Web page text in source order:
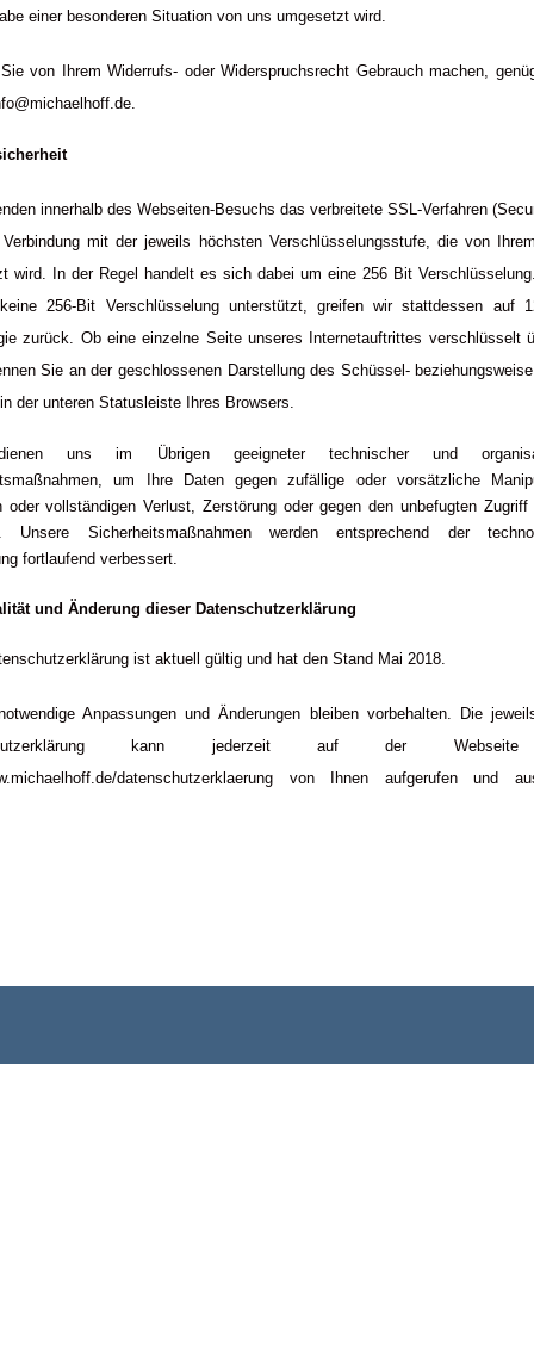
einer besonderen Situation von uns umgesetzt wird.
von Ihrem Widerrufs- oder Widerspruchsrecht Gebrauch machen,
innerhalb des Webseiten-Besuchs das verbreitete SSL-Verfahren
mit der jeweils höchsten Verschlüsselungsstufe, die von
wird. In der Regel handelt es sich dabei um eine 256 Bit
256-Bit Verschlüsselung unterstützt, greifen wir stattdessen auf
zurück. Ob eine einzelne Seite unseres Internetauftrittes verschlüsselt
Sie an der geschlossenen Darstellung des Schüssel-
der unteren Statusleiste Ihres Browsers.
uns im Übrigen geeigneter technischer und
um Ihre Daten gegen zufällige oder vorsätzliche
oder vollständigen Verlust, Zerstörung oder gegen den unbefugten
Unsere Sicherheitsmaßnahmen werden entsprechend der
fortlaufend verbessert.
und Änderung dieser Datenschutzerklärung
ist aktuell gültig und hat den Stand Mai 2018.
Anpassungen und Änderungen bleiben vorbehalten. Die
kann jederzeit auf der
datenschutzerklaerung von Ihnen aufgerufen und